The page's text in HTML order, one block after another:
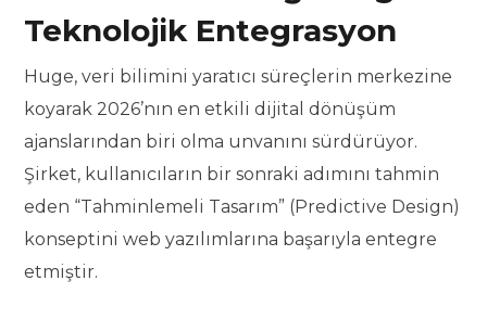
Teknolojik Entegrasyon
Huge, veri bilimini yaratıcı süreçlerin merkezine
koyarak 2026’nın en etkili dijital dönüşüm
ajanslarından biri olma unvanını sürdürüyor.
Şirket, kullanıcıların bir sonraki adımını tahmin
eden “Tahminlemeli Tasarım” (Predictive Design)
konseptini web yazılımlarına başarıyla entegre
etmiştir.